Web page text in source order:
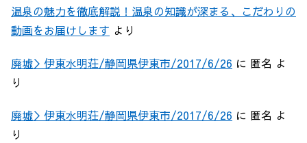
温泉の魅力を徹底解説！温泉の知識が深まる、こだわりの
動画をお届けします より
廃墟＞伊東水明荘/静岡県伊東市/2017/6/26 に 匿名 よ
り
廃墟＞伊東水明荘/静岡県伊東市/2017/6/26 に 匿名 よ
り